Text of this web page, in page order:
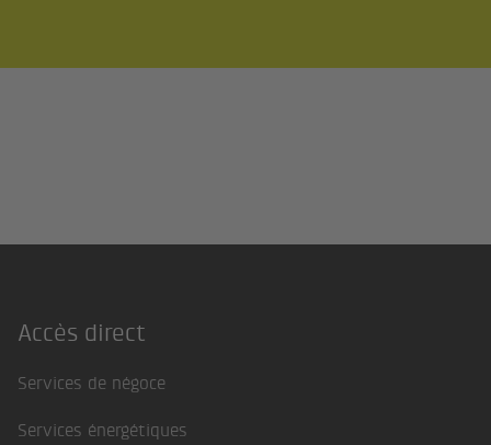
Footer
Accès direct
Services de négoce
Services énergétiques